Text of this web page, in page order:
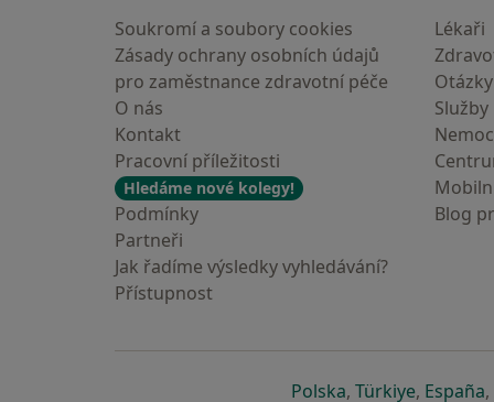
Soukromí a soubory cookies
Zásady ochrany osobních údajů
pro zaměstnance zdravotní péče
O nás
Kontakt
Pracovní příležitosti
Hledáme nové kolegy!
Podmínky
Partneři
Jak řadíme výsledky vyhledávání?
Přístupnost
Lékaři
Služby
Blog
Polskase otevře v nové
, Türkiyese
, España,